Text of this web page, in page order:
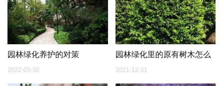
园林绿化养护的对策
2022-03-30
园林绿化里的原有树木怎么
2021-12-31